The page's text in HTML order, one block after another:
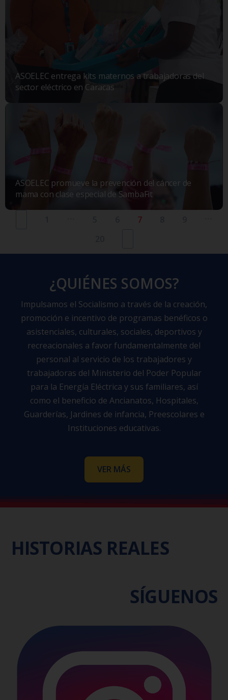
ASOELEC entrega kits maternos a trabajadoras del
sector eléctrico en Caracas
ASOELEC promueve la prevención del cáncer de
mama con clase especial de SambaFit
7
¿QUIÉNES SOMOS?
Impulsamos el Socialismo a través de la creación,
promoción e incentivo de programas benéficos o
asistenciales, culturales, sociales, deportivos y
recreacionales a favor fundamentalmente del
personal al servicio de los trabajadores y
trabajadoras del Ministerio del Poder Popular
para la Energía Eléctrica y sus familiares, así
como el beneficio de Ancianatos, Hospitales,
Guarderías, Jardines de infancia, Preescolares e
Instituciones educativas.
VER MÁS
HISTORIAS REALES
SÍGUENOS